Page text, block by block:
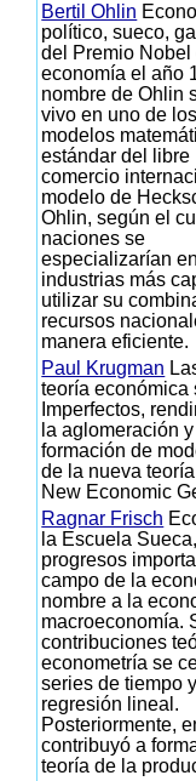
Bertil Ohlin
político, sueco,
del Premio Nobel
economía el año
nombre de Ohlin
vivo en uno de los
modelos
estándar del libre
comercio
modelo de
Ohlin, según el
naciones se
especializarían
industrias más
utilizar su
recursos
manera eficiente.
Paul Krugman
teoría económica
Imperfectos,
la aglomeración
formación de
de la nueva
New Economic
Ragnar Frisch
la Escuela
progresos
campo de la
nombre a la
macroeconomía.
contribuciones
econometría se
series de tiempo
regresión lineal.
Posteriormente,
contribuyó a
teoría de la